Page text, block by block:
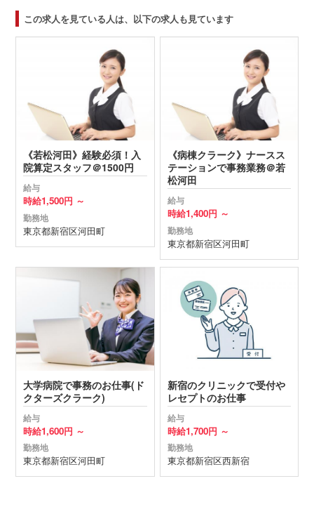
この求人を見ている人は、以下の求人も見ています
《若松河田》経験必須！入
院算定スタッフ＠1500円
給与
時給1,500円 ～
勤務地
東京都新宿区河田町
《病棟クラーク》ナースス
テーションで事務業務＠若
松河田
給与
時給1,400円 ～
勤務地
東京都新宿区河田町
大学病院で事務のお仕事(ド
クターズクラーク)
給与
時給1,600円 ～
勤務地
東京都新宿区河田町
新宿のクリニックで受付や
レセプトのお仕事
給与
時給1,700円 ～
勤務地
東京都新宿区西新宿